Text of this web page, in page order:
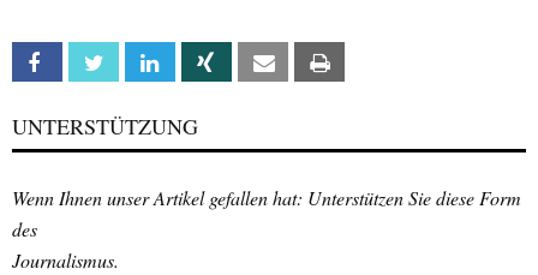
Facebook Twitter Linkedin Xing Email
UNTERSTÜTZUNG
Wenn Ihnen unser Artikel gefallen hat: Unterstützen Sie diese Form
des
Journalismus.